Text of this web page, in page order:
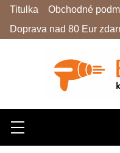
Hľadať
Menu
Titulka Obchodné
Doprava nad 80 Eur